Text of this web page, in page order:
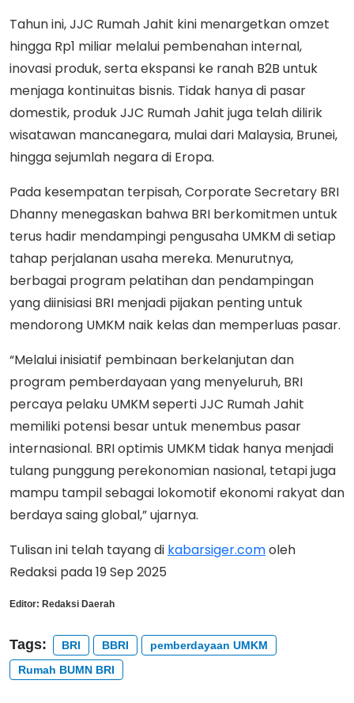
Tahun ini, JJC Rumah Jahit kini menargetkan omzet
hingga Rp1 miliar melalui pembenahan internal,
inovasi produk, serta ekspansi ke ranah B2B untuk
menjaga kontinuitas bisnis. Tidak hanya di pasar
domestik, produk JJC Rumah Jahit juga telah dilirik
wisatawan mancanegara, mulai dari Malaysia, Brunei,
hingga sejumlah negara di Eropa.
Pada kesempatan terpisah, Corporate Secretary BRI
Dhanny menegaskan bahwa BRI berkomitmen untuk
terus hadir mendampingi pengusaha UMKM di setiap
tahap perjalanan usaha mereka. Menurutnya,
berbagai program pelatihan dan pendampingan
yang diinisiasi BRI menjadi pijakan penting untuk
mendorong UMKM naik kelas dan memperluas pasar.
“Melalui inisiatif pembinaan berkelanjutan dan
program pemberdayaan yang menyeluruh, BRI
percaya pelaku UMKM seperti JJC Rumah Jahit
memiliki potensi besar untuk menembus pasar
internasional. BRI optimis UMKM tidak hanya menjadi
tulang punggung perekonomian nasional, tetapi juga
mampu tampil sebagai lokomotif ekonomi rakyat dan
berdaya saing global,” ujarnya.
Tulisan ini telah tayang di kabarsiger.comoleh
Redaksi pada 19 Sep 2025
Editor: Redaksi Daerah
Tags: BRI BBRI
pemberdayaan UMKM
Rumah BUMN BRI